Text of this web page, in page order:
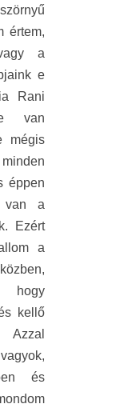
értem,
a
e
Rani
van
mégis
éppen
van a
Ezért
a
kellő
Azzal
és